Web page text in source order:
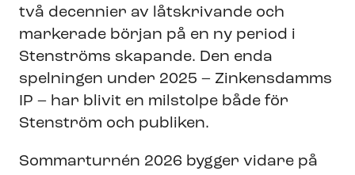
två decennier av låtskrivande och
markerade början på en ny period i
Stenströms skapande. Den enda
spelningen under 2025 – Zinkensdamms
IP – har blivit en milstolpe både för
Stenström och publiken.
Sommarturnén 2026 bygger vidare på